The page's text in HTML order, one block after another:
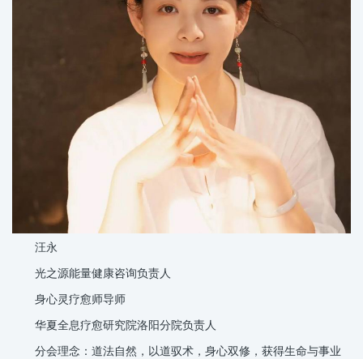
汪永
光之源能量健康咨询负责人
身心灵疗愈师导师
华夏全息疗愈研究院洛阳分院负责人
分会理念：道法自然，以道驭术，身心双修，获得生命与事业